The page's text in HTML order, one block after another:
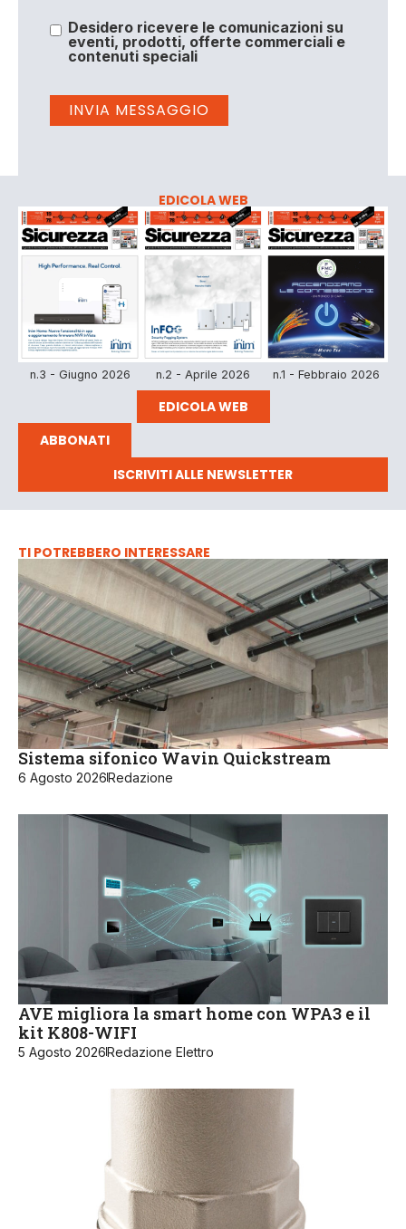
Desidero ricevere le comunicazioni su
eventi, prodotti, offerte commerciali e
contenuti speciali
EDICOLA WEB
n.3 - Giugno 2026 n.2 - Aprile 2026 n.1 - Febbraio 2026
EDICOLA WEB
ABBONATI
ISCRIVITI ALLE NEWSLETTER
TI POTREBBERO INTERESSARE
Sistema sifonico Wavin Quickstream
6 Agosto 2026Redazione
AVE migliora la smart home con WPA3 e il
kit K808-WIFI
5 Agosto 2026Redazione Elettro